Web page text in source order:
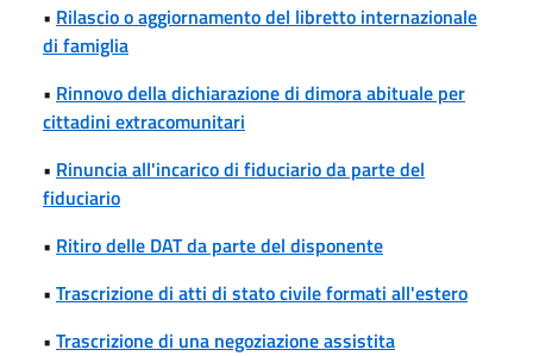
• Rilascio o aggiornamento del libretto internazionale
di famiglia
• Rinnovo della dichiarazione di dimora abituale per
cittadini extracomunitari
• Rinuncia all'incarico di fiduciario da parte del
fiduciario
• Ritiro delle DAT da parte del disponente
• Trascrizione di atti di stato civile formati all'estero
• Trascrizione di una negoziazione assistita